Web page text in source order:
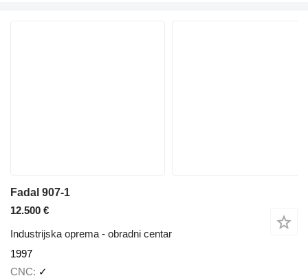
Fadal 907-1
12.500 €
Industrijska oprema - obradni centar
1997
CNC
✓